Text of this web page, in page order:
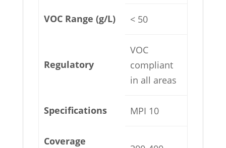
VOC Range (g/L) < 50
Regulatory
VOC
compliant
in all areas
Specifications MPI 10
Coverage